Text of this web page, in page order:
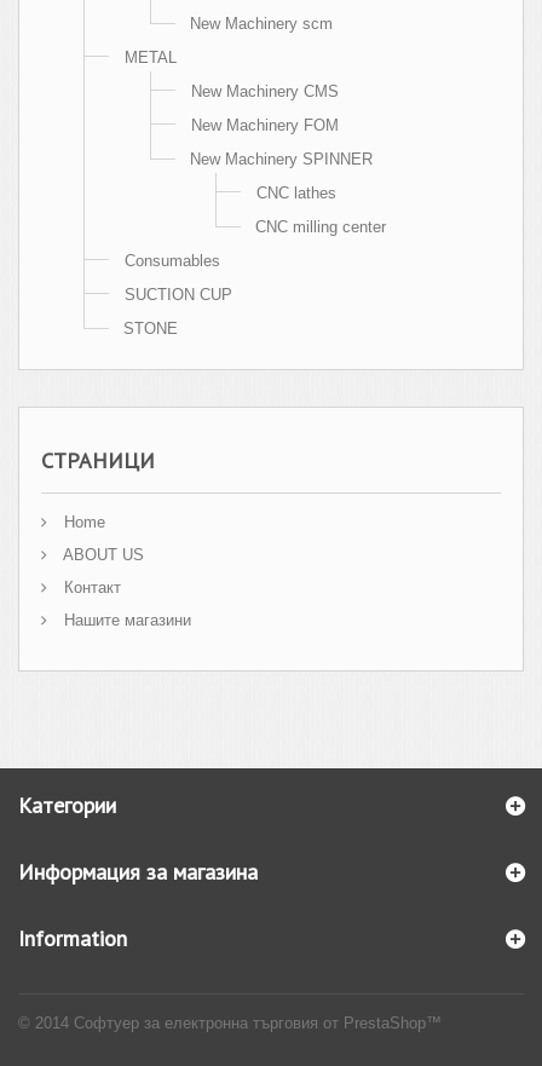
New Machinery scm
METAL
New Machinery CMS
New Machinery FOM
New Machinery SPINNER
CNC lathes
CNC milling center
Consumables
SUCTION CUP
STONE
СТРАНИЦИ
Home
ABOUT US
Контакт
Нашите магазини
Категории
Информация за магазина
Information
© 2014 Софтуер за електронна търговия от PrestaShop™